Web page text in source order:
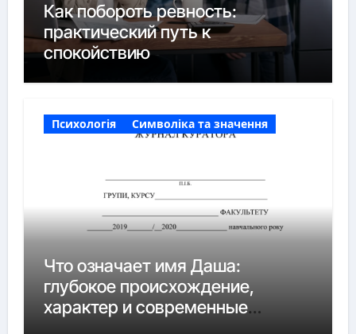
Как побороть ревность:
практический путь к
спокойствию
Психологія Символіка та значення
Что означает имя Даша:
глубокое происхождение,
характер и современные